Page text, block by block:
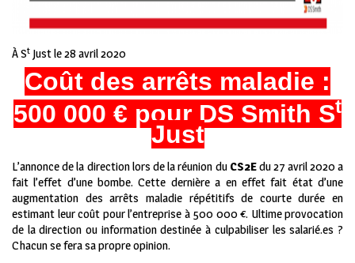
À St Just le 28 avril 2020
Coût des arrêts maladie :
500 000 € pour DS Smith St
Just
L’annonce de la direction lors de la réunion du CS2Edu 27 avril 2020 a
fait l’effet d’une bombe. Cette dernière a en effet fait état d’une
augmentation des arrêts maladie répétitifs de courte durée en
estimant leur coût pour l’entreprise à 500 000 €. Ultime provocation
de la direction ou information destinée à culpabiliser les salarié.es ?
Chacun se fera sa propre opinion.